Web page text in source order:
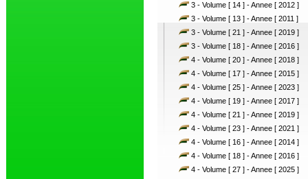
3 - Volume [ 14 ] - Annee [ 2012 ]
3 - Volume [ 13 ] - Annee [ 2011 ]
3 - Volume [ 21 ] - Annee [ 2019 ]
3 - Volume [ 18 ] - Annee [ 2016 ]
4 - Volume [ 20 ] - Annee [ 2018 ]
4 - Volume [ 17 ] - Annee [ 2015 ]
4 - Volume [ 25 ] - Annee [ 2023 ]
4 - Volume [ 19 ] - Annee [ 2017 ]
4 - Volume [ 21 ] - Annee [ 2019 ]
4 - Volume [ 23 ] - Annee [ 2021 ]
4 - Volume [ 16 ] - Annee [ 2014 ]
4 - Volume [ 18 ] - Annee [ 2016 ]
4 - Volume [ 27 ] - Annee [ 2025 ]